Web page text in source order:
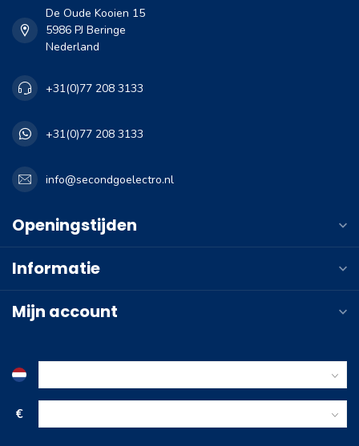
De Oude Kooien 15
5986 PJ Beringe
Nederland
+31(0)77 208 3133
+31(0)77 208 3133
info@secondgoelectro.nl
Openingstijden
Informatie
Mijn account
€